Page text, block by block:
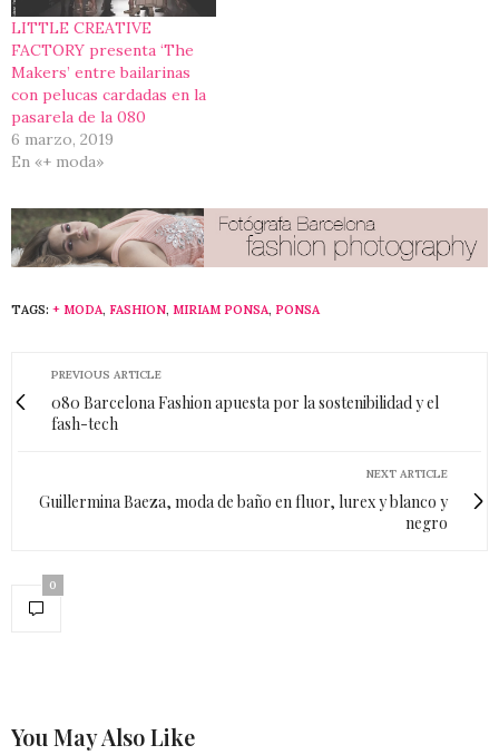
LITTLE CREATIVE
FACTORY presenta ‘The
Makers’ entre bailarinas
con pelucas cardadas en la
pasarela de la 080
6 marzo, 2019
En «+ moda»
TAGS: + MODA, FASHION, MIRIAM PONSA, PONSA
PREVIOUS ARTICLE
080 Barcelona Fashion apuesta por la sostenibilidad y el
fash-tech
NEXT ARTICLE
Guillermina Baeza, moda de baño en fluor, lurex y blanco y
negro
0
You May Also Like